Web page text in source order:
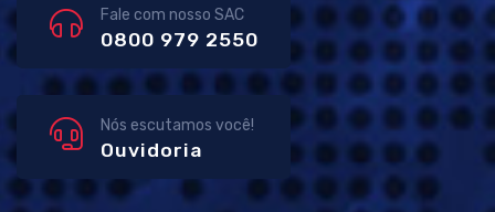
Fale com nosso SAC
0800 979 2550
Nós escutamos você!
Ouvidoria